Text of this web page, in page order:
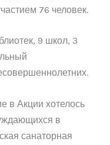
76 человек.
9 школ, 3
в Акции хотелось
в
санаторная